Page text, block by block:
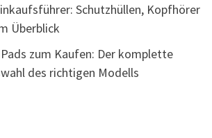
Schutzhüllen, Kopfhörer
Überblick
zum Kaufen: Der komplette
des richtigen Modells